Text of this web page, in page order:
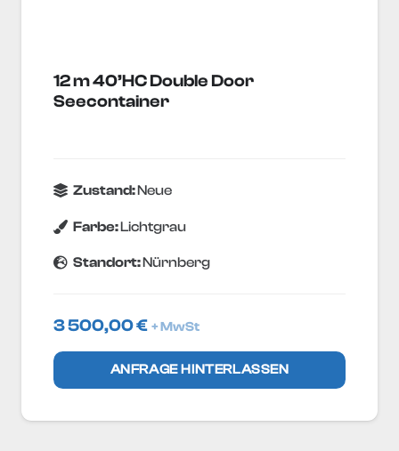
12 m 40’HC Double Door
Seecontainer
Zustand:Neue
Farbe:Lichtgrau
Standort:Nürnberg
3 500,00€ + MwSt
ANFRAGE HINTERLASSEN